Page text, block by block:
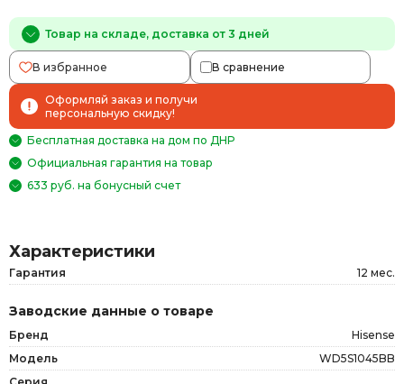
Товар на складе, доставка от 3 дней
В избранное В сравнение
Оформляй заказ и получи
персональную скидку!
Бесплатная доставка на дом по ДНР
Официальная гарантия на товар
633 руб. на бонусный счет
Характеристики
Гарантия 12 мес.
Заводские данные о товаре
Бренд
Hisense
Модель
WD5S1045BB